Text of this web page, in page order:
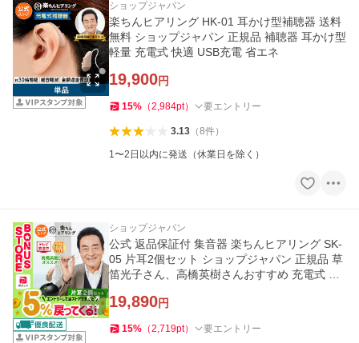
ショップジャパン
楽ちんヒアリング HK-01 耳かけ型補聴器 送料
無料 ショップジャパン 正規品 補聴器 耳かけ型
軽量 充電式 快適 USB充電 省エネ
19,900円
15% （2,984pt） 要エントリー
3.13（8件）
1〜2日以内に発送（休業日を除く）
ショップジャパン
公式 返品保証付 集音器 楽ちんヒアリング SK-
05 片耳2個セット ショップジャパン 正規品 草
笛光子さん、高橋英樹さんおすすめ 充電式 耳
19,890円
15% （2,719pt） 要エントリー